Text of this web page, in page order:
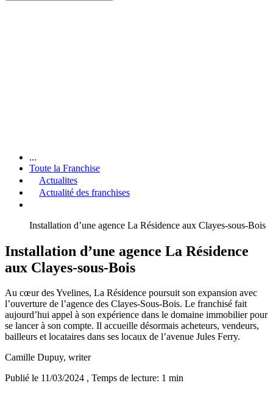
...
Toute la Franchise
Actualites
Actualité des franchises
Installation d’une agence La Résidence aux Clayes-sous-Bois
Installation d’une agence La Résidence
aux Clayes-sous-Bois
Au cœur des Yvelines, La Résidence poursuit son expansion avec
l’ouverture de l’agence des Clayes-Sous-Bois. Le franchisé fait
aujourd’hui appel à son expérience dans le domaine immobilier pour
se lancer à son compte. Il accueille désormais acheteurs, vendeurs,
bailleurs et locataires dans ses locaux de l’avenue Jules Ferry.
Camille Dupuy, writer
Publié le 11/03/2024 , Temps de lecture: 1 min